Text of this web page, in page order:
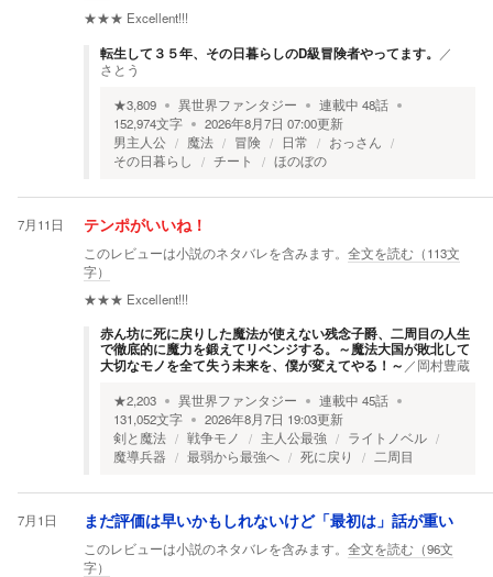
★★★ Excellent!!!
転生して３５年、その日暮らしのD級冒険者やってます。
／
さとう
★3,809 異世界ファンタジー 連載中 48話
152,974文字 2026年8月7日 07:00更新
男主人公
魔法 冒険 日常
おっさん
その日暮らし
チート ほのぼの
7月11日 テンポがいいね！
このレビューは小説のネタバレを含みます。 全文を読む（113文
字）
★★★ Excellent!!!
赤ん坊に死に戻りした魔法が使えない残念子爵、二周目の人生
で徹底的に魔力を鍛えてリベンジする。～魔法大国が敗北して
大切なモノを全て失う未来を、僕が変えてやる！～ ／岡村豊蔵
★2,203 異世界ファンタジー 連載中 45話
131,052文字 2026年8月7日 19:03更新
剣と魔法
戦争モノ 主人公最強
ライトノベル
魔導兵器
最弱から最強へ 死に戻り 二周目
7月1日 まだ評価は早いかもしれないけど「最初は」話が重い
このレビューは小説のネタバレを含みます。 全文を読む（96文
字）